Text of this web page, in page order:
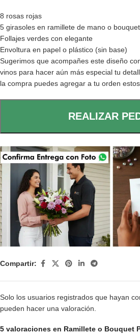
8 rosas rojas
5 girasoles en ramillete de mano o bouquet
Follajes verdes con elegante
Envoltura en papel o plástico (sin base)
Sugerimos que acompañes este diseño
vinos para hacer aún más especial tu
la compra puedes agregar a tu orden
REALIZAR
Compartir:
5 valoraciones en Ramillete o Bouquet
Solo los usuarios registrados que hayan
pueden hacer una valoración.